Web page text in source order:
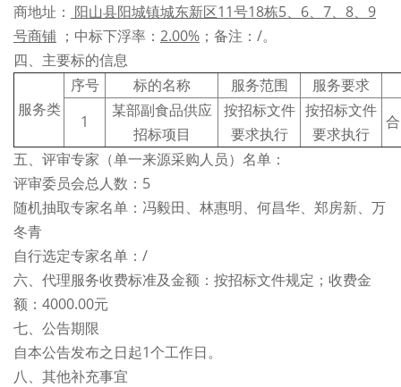
商地址： 阳山县阳城镇城东新区11号18栋5、6、7、8、9
号商铺 ；中标下浮率： 2.00% ；备注：/。
四、主要标的信息
服务类
序号 标的名称 服务范围
服务要求
1
某部副食品供应
招标项目
按招标文件
要求执行
按招标文件
要求执行
五、评审专家（单一来源采购人员）名单：
评审委员会总人数：5
随机抽取专家名单：冯毅田、林惠明、何昌华、郑房新、万
冬青
自行选定专家名单：/
六、代理服务收费标准及金额：按招标文件规定；收费金
额：4000.00元
七、公告期限
自本公告发布之日起1个工作日。
八、其他补充事宜